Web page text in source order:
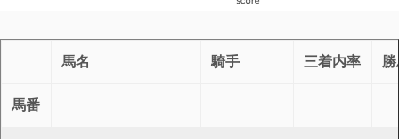
馬名 騎手 三着内率
馬番